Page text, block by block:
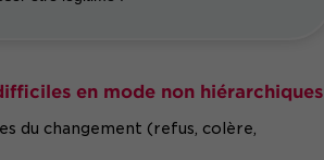
en mode non hiérarchiques
du changement (refus, colère,